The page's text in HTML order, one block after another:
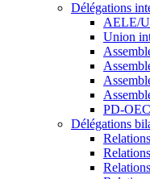
Délégations
AELE/
Union
PD-
Délégations